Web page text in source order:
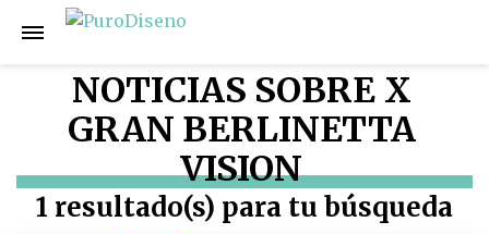
NOTICIAS SOBRE X
GRAN BERLINETTA
VISION
1 resultado(s) para tu búsqueda